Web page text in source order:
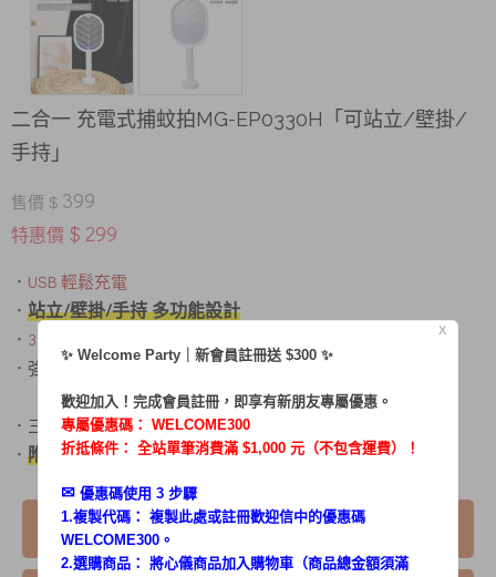
二合一 充電式捕蚊拍MG-EP0330H「可站立/壁掛/
手持」
售價 $ 399
特惠價 $ 299
． USB 輕鬆充電
． 站立/壁掛/手持 多功能設計
． 3000V瞬間強力電擊
．強效LED紫光，蚊蟲不漏抓
．三層超大密集網，捕抓面積大、安全不觸電
． 附直立底座，立馬變身捕蚊燈
已售完
X
✨ Welcome Party｜新會員註冊送 $300 ✨
歡迎加入！完成會員註冊，即享有新朋友專屬優惠。
專屬優惠碼： WELCOME300
折抵條件： 全站單筆消費滿 $1,000 元（不包含運費）！
✉︎ 優惠碼使用 3 步驟
1.複製代碼： 複製此處或註冊歡迎信中的優惠碼
WELCOME300。
2.選購商品： 將心儀商品加入購物車（商品總金額須滿